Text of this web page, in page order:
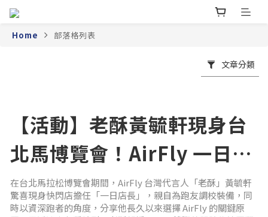
Home 部落格列表
文章分類
【活動】老酥黃毓軒現身台
北馬博覽會！AirFly 一日店
長親授「側托」的貼合密技
在台北馬拉松博覽會期間，AirFly 台灣代言人「老酥」黃毓軒
驚喜現身快閃店擔任「一日店長」，親自為跑友調校裝備，同
時以資深跑者的角度，分享他長久以來選擇 AirFly 的關鍵原